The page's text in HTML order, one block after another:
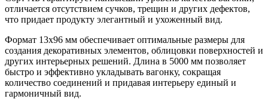
отличается отсутствием сучков, трещин и других дефектов,
что придает продукту элегантный и ухоженный вид.
Формат 13х96 мм обеспечивает оптимальные размеры для
создания декоративных элементов, облицовки поверхностей и
других интерьерных решений. Длина в 5000 мм позволяет
быстро и эффективно укладывать вагонку, сокращая
количество соединений и придавая интерьеру единый и
гармоничный вид.